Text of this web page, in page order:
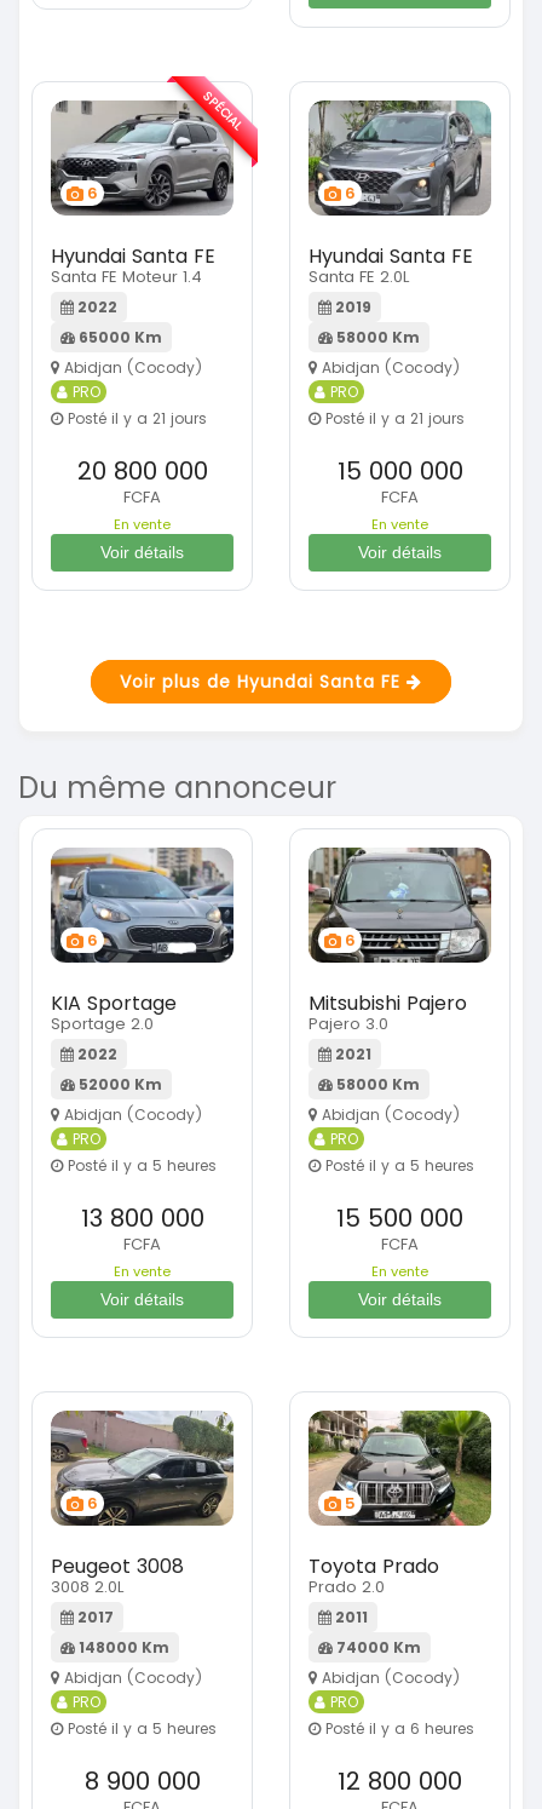
6
Hyundai Santa FE
Santa FE Moteur 1.4
2022
65000 Km
Abidjan (Cocody)
PRO
Posté il y a 21 jours
20 800 000
FCFA
En vente
Voir détails
SPÉCIAL
6
Hyundai Santa FE
Santa FE 2.0L
2019
58000 Km
Abidjan (Cocody)
PRO
Posté il y a 21 jours
15 000 000
FCFA
En vente
Voir détails
Voir plus de Hyundai Santa FE
Du même annonceur
6
KIA Sportage
Sportage 2.0
2022
52000 Km
Abidjan (Cocody)
PRO
Posté il y a 5 heures
13 800 000
FCFA
En vente
Voir détails
6
Mitsubishi Pajero
Pajero 3.0
2021
58000 Km
Abidjan (Cocody)
PRO
Posté il y a 5 heures
15 500 000
FCFA
En vente
Voir détails
6
Peugeot 3008
3008 2.0L
2017
148000 Km
Abidjan (Cocody)
PRO
Posté il y a 5 heures
8 900 000
5
Toyota Prado
Prado 2.0
2011
74000 Km
Abidjan (Cocody)
PRO
Posté il y a 6 heures
12 800 000